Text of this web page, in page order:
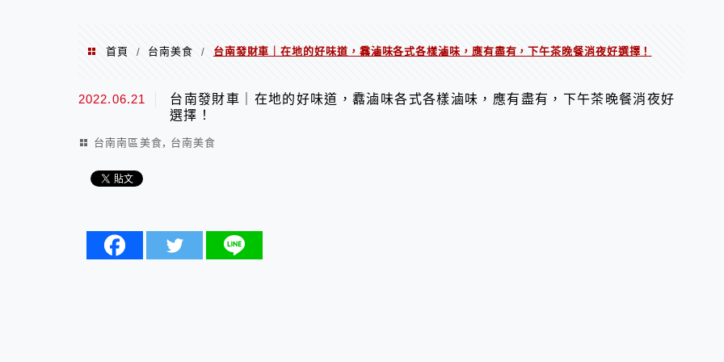
首頁 / 台南美食 / 台南發財車｜在地的好味道，馫滷味各式各樣滷味，應有盡有，下午茶晚餐消夜好選擇！
2022.06.21
台南發財車｜在地的好味道，馫滷味各式各樣滷味，應有盡有，下午茶晚餐消夜好
選擇！
台南南區美食, 台南美食